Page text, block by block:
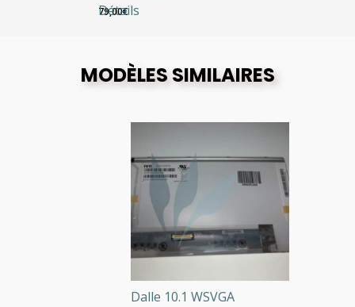
Détails
79,00€
MODÈLES SIMILAIRES
Dalle 10.1 WSVGA